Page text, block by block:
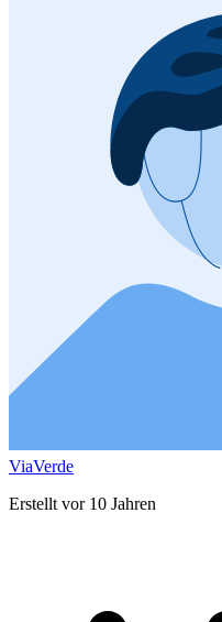
ViaVerde
Erstellt vor 10 Jahren